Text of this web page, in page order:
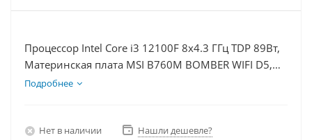
Процессор Intel Core i3 12100F 8x4.3 ГГц TDP 89Вт,
Материнская плата MSI B760M BOMBER WIFI D5,
Видеокарта RTX 4060 8Гб, Память DDR5 16Gb,
Подробнее
Нет в наличии Нашли дешевле?